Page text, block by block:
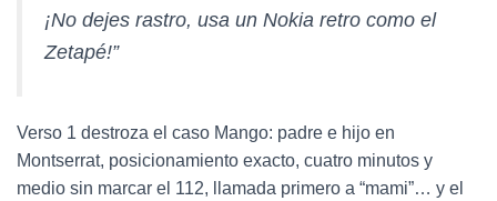
¡No dejes rastro, usa un Nokia retro como el
Zetapé!”
Verso 1 destroza el caso Mango: padre e hijo en
Montserrat, posicionamiento exacto, cuatro minutos y
medio sin marcar el 112, llamada primero a “mami”… y el